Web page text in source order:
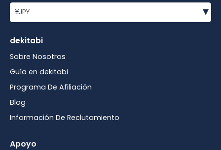
¥JPY ▾
dekitabi
Sobre Nosotros
Guía en dekitabi
Programa De Afiliación
Blog
Información De Reclutamiento
Apoyo